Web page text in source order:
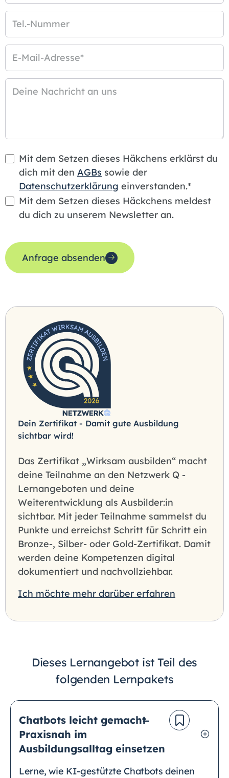
Tel.-Nummer
E-Mail-Adresse*
Deine Nachricht an uns
Mit dem Setzen dieses Häkchens erklärst du
dich mit den AGBs sowie der
Datenschutzerklärung einverstanden.*
Mit dem Setzen dieses Häckchens meldest
du dich zu unserem Newsletter an.
Anfrage absenden
Dein Zertifikat - Damit gute Ausbildung
sichtbar wird!
Das Zertifikat „Wirksam ausbilden“ macht
deine Teilnahme an den Netzwerk Q -
Lernangeboten und deine
Weiterentwicklung als Ausbilder:in
sichtbar. Mit jeder Teilnahme sammelst du
Punkte und erreichst Schritt für Schritt ein
Bronze-, Silber- oder Gold-Zertifikat. Damit
werden deine Kompetenzen digital
dokumentiert und nachvollziehbar.
Ich möchte mehr darüber erfahren
Dieses Lernangebot ist Teil des
folgenden Lernpakets
Chatbots leicht gemacht ̶
Praxisnah im
Ausbildungsalltag einsetzen
Lerne, wie KI-gestützte Chatbots deinen